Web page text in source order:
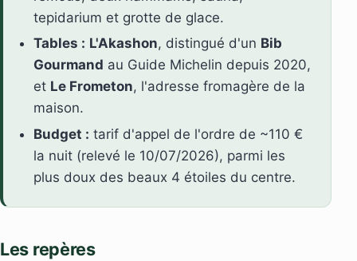
tepidarium et grotte de glace.
Tables : L'Akashon, distingué d'un Bib
Gourmand au Guide Michelin depuis 2020,
et Le Frometon, l'adresse fromagère de la
maison.
Budget : tarif d'appel de l'ordre de ~110 €
la nuit (relevé le 10/07/2026), parmi les
plus doux des beaux 4 étoiles du centre.
Les repères